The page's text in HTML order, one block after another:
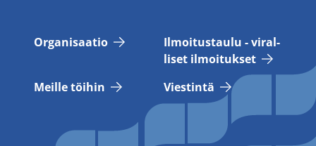
Or­ga­ni­saa­tio
Il­moi­tus­tau­lu - vi­ral­
li­set il­moi­tuk­set
Meil­le töi­hin
Vies­tin­tä